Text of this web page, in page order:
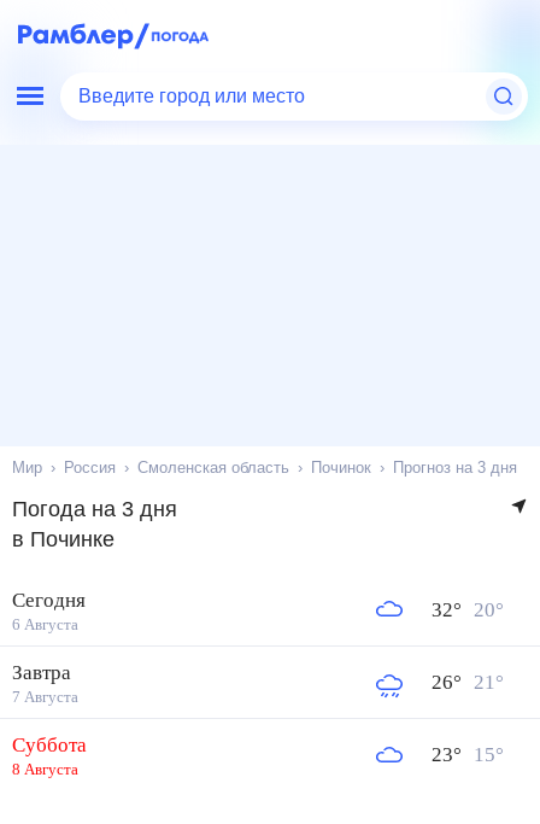
Введите город или место
Мир Россия Смоленская область Починок Прогноз на 3 дня
Погода на 3 дня
в Починке
Сегодня
6 Августа
32° 20°
Завтра
7 Августа
26° 21°
Суббота
8 Августа
23° 15°